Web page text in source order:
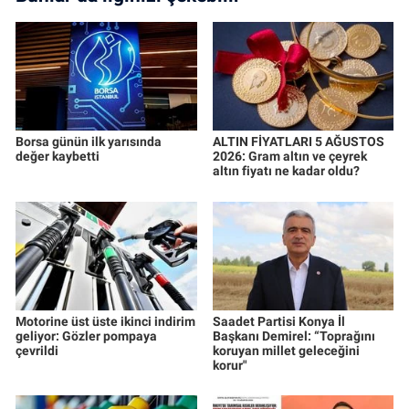
Borsa günün ilk yarısında
değer kaybetti
ALTIN FİYATLARI 5 AĞUSTOS
2026: Gram altın ve çeyrek
altın fiyatı ne kadar oldu?
Motorine üst üste ikinci indirim
geliyor: Gözler pompaya
çevrildi
Saadet Partisi Konya İl
Başkanı Demirel: “Toprağını
koruyan millet geleceğini
korur"